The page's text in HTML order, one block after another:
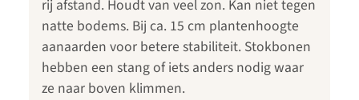
rij afstand. Houdt van veel zon. Kan niet tegen
natte bodems. Bij ca. 15 cm plantenhoogte
aanaarden voor betere stabiliteit. Stokbonen
hebben een stang of iets anders nodig waar
ze naar boven klimmen.